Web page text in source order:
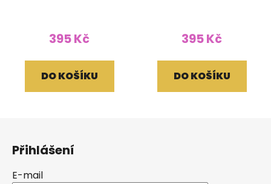
395 Kč
DO KOŠÍKU
395 Kč
DO KOŠÍKU
Přihlášení
E-mail